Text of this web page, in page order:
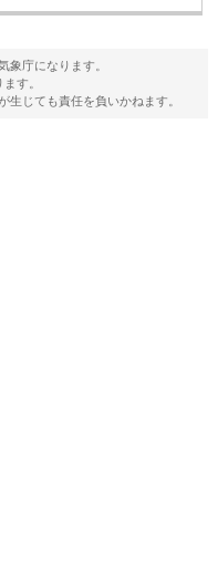
庁になります。
す。
じても責任を負いかねます。